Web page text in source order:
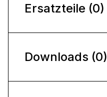
Ersatzteile (0)
Downloads (0)